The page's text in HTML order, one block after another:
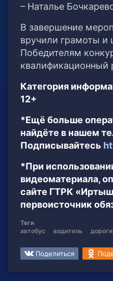
– Наталье
В завершение
вручили грамоты и
Победителям
квалификационный
Категория
12+
*Ещё больше
найдёте в нашем
Подписывайтесь
*При
видеоматериала,
сайте ГТРК
первоисточник
Теги
автобус
водитель дороги
Поделиться